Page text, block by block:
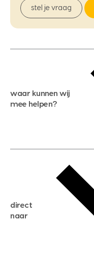
stel je vraag
waar kunnen wij
mee helpen?
gratis zoekservice
huis verkopen
huis kopen
direct
naar